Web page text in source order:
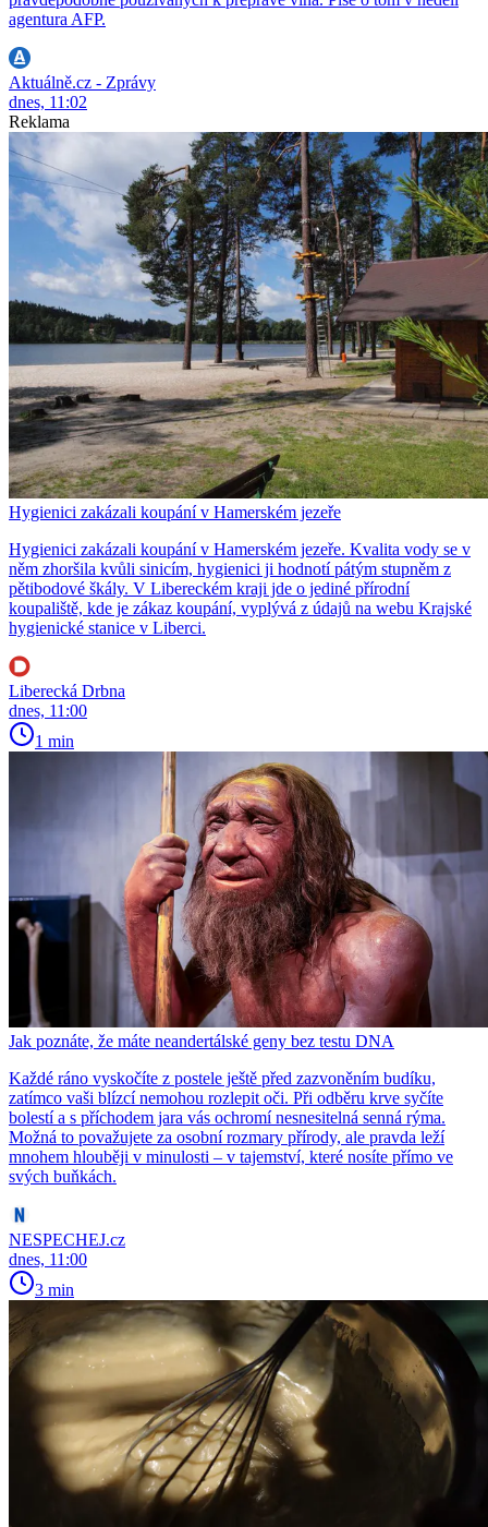
agentura AFP.
Aktuálně.cz - Zprávy
dnes, 11:02
Reklama
Hygienici zakázali koupání v Hamerském jezeře
Hygienici zakázali koupání v Hamerském jezeře. Kvalita vody se v
něm zhoršila kvůli sinicím, hygienici ji hodnotí pátým stupněm z
pětibodové škály. V Libereckém kraji jde o jediné přírodní
koupaliště, kde je zákaz koupání, vyplývá z údajů na webu Krajské
hygienické stanice v Liberci.
Liberecká Drbna
dnes, 11:00
1 min
Jak poznáte, že máte neandertálské geny bez testu DNA
Každé ráno vyskočíte z postele ještě před zazvoněním budíku,
zatímco vaši blízcí nemohou rozlepit oči. Při odběru krve syčíte
bolestí a s příchodem jara vás ochromí nesnesitelná senná rýma.
Možná to považujete za osobní rozmary přírody, ale pravda leží
mnohem hlouběji v minulosti – v tajemství, které nosíte přímo ve
svých buňkách.
NESPECHEJ.cz
dnes, 11:00
3 min